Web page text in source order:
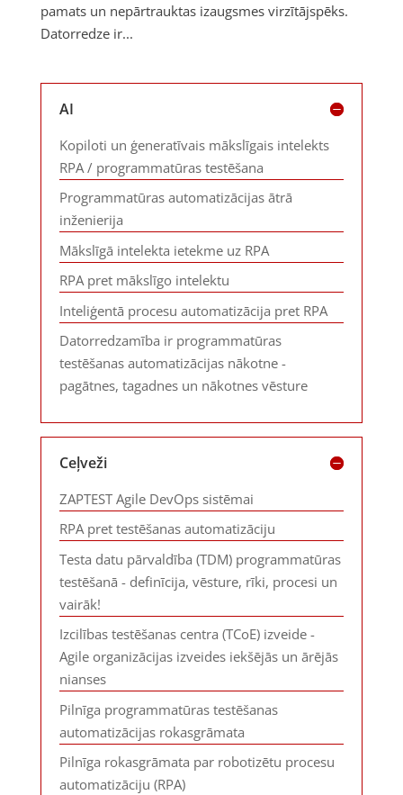
pamats un nepārtrauktas izaugsmes virzītājspēks.
Datorredze ir...
AI
Kopiloti un ģeneratīvais mākslīgais intelekts
RPA / programmatūras testēšana
Programmatūras automatizācijas ātrā
inženierija
Mākslīgā intelekta ietekme uz RPA
RPA pret mākslīgo intelektu
Inteliģentā procesu automatizācija pret RPA
Datorredzamība ir programmatūras
testēšanas automatizācijas nākotne -
pagātnes, tagadnes un nākotnes vēsture
Ceļveži
ZAPTEST Agile DevOps sistēmai
RPA pret testēšanas automatizāciju
Testa datu pārvaldība (TDM) programmatūras
testēšanā - definīcija, vēsture, rīki, procesi un
vairāk!
Izcilības testēšanas centra (TCoE) izveide -
Agile organizācijas izveides iekšējās un ārējās
nianses
Pilnīga programmatūras testēšanas
automatizācijas rokasgrāmata
Pilnīga rokasgrāmata par robotizētu procesu
automatizāciju (RPA)